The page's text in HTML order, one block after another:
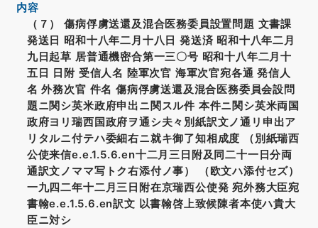
内容
（７） 傷病俘虜送還及混合医務委員設置問題 文書課
発送日 昭和十八年二月十八日 発送済 昭和十八年二月
九日起草 居普通機密合第一三〇号 昭和十八年二月十
五日 日附 受信人名 陸軍次官 海軍次官宛各通 発信人
名 外務次官 件名 傷病俘虜送還及混合医務委員会設問
題ニ関シ英米政府申出ニ関スル件 本件ニ関シ英米両国
政府ヨリ瑞西国政府ヲ通シ夫々別紙訳文ノ通リ申出ア
リタルニ付テハ委細右ニ就キ御了知相成度 （別紙瑞西
公使来信e.e.1.5.6.en十二月三日附及同二十一日分両
通訳文ノママ写トク右添付ノ事） （欧文ハ添付セズ）
一九四二年十二月三日附在京瑞西公使発 宛外務大臣宛
書翰e.e.1.5.6.en訳文 以書翰啓上致候陳者本使ハ貴大
臣ニ対シ